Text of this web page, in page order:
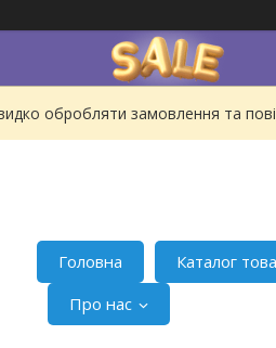
обробляти замовлення та
Головна Каталог
Про нас